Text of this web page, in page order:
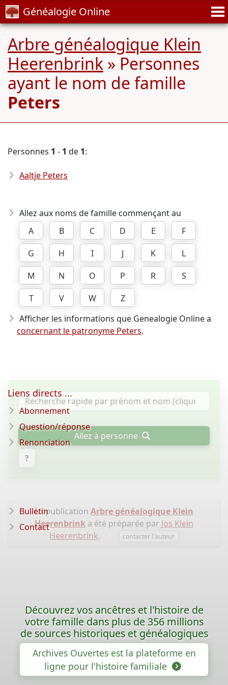
Généalogie Online
Arbre généalogique Klein
Heerenbrink » Personnes
ayant le nom de famille
Peters
Personnes 1 - 1 de 1:
Aaltje Peters
Allez aux noms de famille commençant au
A
B C D E
F
G
H I J K
L
M
N O P R
S
T
V W
Z
Afficher les informations que Genealogie Online a
concernant le patronyme Peters.
Allez à personne
?
La publication Arbre généalogique Klein
Heerenbrink a été préparée par Jos Klein
Heerenbrink. contacter l'auteur
Liens directs ...
Abonnement
Question/réponse
Renonciation
Bulletin
Contact
Découvrez vos ancêtres et l'histoire de
votre famille dans plus de 356 millions
de sources historiques et généalogiques
Archives Ouvertes est la plateforme en
ligne pour l'histoire familiale